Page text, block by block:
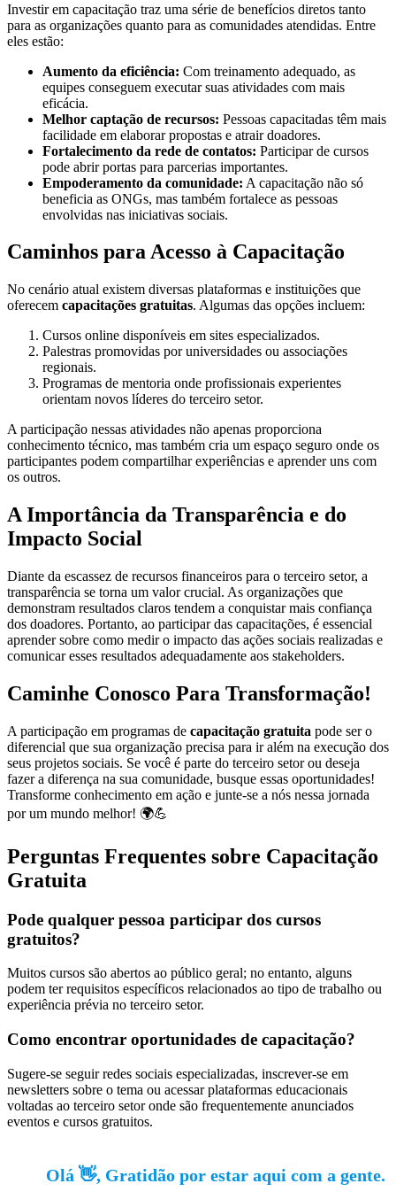
Investir em capacitação traz uma série de benefícios diretos tanto
para as organizações quanto para as comunidades atendidas. Entre
eles estão:
Aumento da eficiência: Com treinamento adequado, as
equipes conseguem executar suas atividades com mais
eficácia.
Melhor captação de recursos: Pessoas capacitadas têm mais
facilidade em elaborar propostas e atrair doadores.
Fortalecimento da rede de contatos: Participar de cursos
pode abrir portas para parcerias importantes.
Empoderamento da comunidade: A capacitação não só
beneficia as ONGs, mas também fortalece as pessoas
envolvidas nas iniciativas sociais.
Caminhos para Acesso à Capacitação
No cenário atual existem diversas plataformas e instituições que
oferecem capacitações gratuitas. Algumas das opções incluem:
Cursos online disponíveis em sites especializados.
Palestras promovidas por universidades ou associações
regionais.
Programas de mentoria onde profissionais experientes
orientam novos líderes do terceiro setor.
A participação nessas atividades não apenas proporciona
conhecimento técnico, mas também cria um espaço seguro onde os
participantes podem compartilhar experiências e aprender uns com
os outros.
A Importância da Transparência e do
Impacto Social
Diante da escassez de recursos financeiros para o terceiro setor, a
transparência se torna um valor crucial. As organizações que
demonstram resultados claros tendem a conquistar mais confiança
dos doadores. Portanto, ao participar das capacitações, é essencial
aprender sobre como medir o impacto das ações sociais realizadas e
comunicar esses resultados adequadamente aos stakeholders.
Caminhe Conosco Para Transformação!
A participação em programas de capacitação gratuita pode ser o
diferencial que sua organização precisa para ir além na execução dos
seus projetos sociais. Se você é parte do terceiro setor ou deseja
fazer a diferença na sua comunidade, busque essas oportunidades!
Transforme conhecimento em ação e junte-se a nós nessa jornada
por um mundo melhor! 🌍💪
Perguntas Frequentes sobre Capacitação
Gratuita
Pode qualquer pessoa participar dos cursos
gratuitos?
Muitos cursos são abertos ao público geral; no entanto, alguns
podem ter requisitos específicos relacionados ao tipo de trabalho ou
experiência prévia no terceiro setor.
Como encontrar oportunidades de capacitação?
Sugere-se seguir redes sociais especializadas, inscrever-se em
newsletters sobre o tema ou acessar plataformas educacionais
voltadas ao terceiro setor onde são frequentemente anunciados
eventos e cursos gratuitos.
Olá 👋, Gratidão por estar aqui com a gente.